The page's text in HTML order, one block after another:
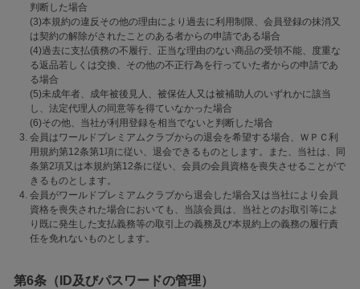
判断した場合
(3)本規約の違反その他の理由により過去に利用制限、会員登録の抹消又
は契約の解除がされたことのある者からの申請である場合
(4)過去に支払債務の不履行、正当な理由のない商品の受領不能、度重な
る返品若しくは交換、その他の不正行為を行っていた者からの申請であ
る場合
(5)未成年者、成年被後見人、被保佐人又は被補助人のいずれかに該当
し、法定代理人の同意等を得ていなかった場合
(6)その他、当社が利用登録を相当でないと判断した場合
会員はワールドプレミアムクラブからの退会を希望する場合、ＷＰＣ利
用規約第12条第1項に従い、退会できるものとします。また、当社は、同
条第2項又は本規約第12条に従い、会員の会員資格を喪失させることがで
きるものとします。
会員がワールドプレミアムクラブから退会した場合又は当社により会員
資格を喪失された場合においても、当該会員は、当社とのお取引等によ
り既に発生した支払義務等の取引上の義務及び本規約上の義務の履行責
任を免れないものとします。
第6条（ID及びパスワードの管理）